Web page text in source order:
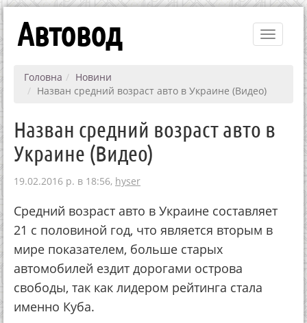
Toggle
Автовод
Головна
Новини
Назван средний возраст авто в Украине (Видео)
Назван средний возраст авто в
Украине (Видео)
19.02.2016 р. в 18:56, hyser
Средний возраст авто в Украине составляет
21 с половиной год, что является вторым в
мире показателем, больше старых
автомобилей ездит дорогами острова
свободы, так как лидером рейтинга стала
именно Куба.